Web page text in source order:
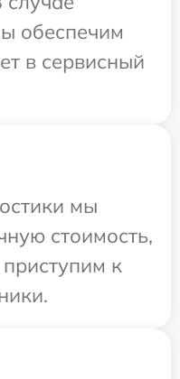
обеспечим
в сервисный
мы
стоимость,
к